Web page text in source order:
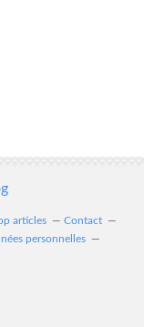
articles
Contact
personnelles